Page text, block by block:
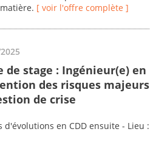
[ voir l'offre complète ]
de stage : Ingénieur(e) en
des risques majeurs
de crise
d'évolutions en CDD ensuite - Lieu :